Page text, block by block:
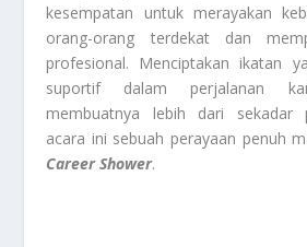
kesempatan untuk merayakan
orang-orang terdekat dan
profesional. Menciptakan ikatan
suportif dalam perjalanan
membuatnya lebih dari sekadar
acara ini sebuah perayaan penuh
Career Shower.